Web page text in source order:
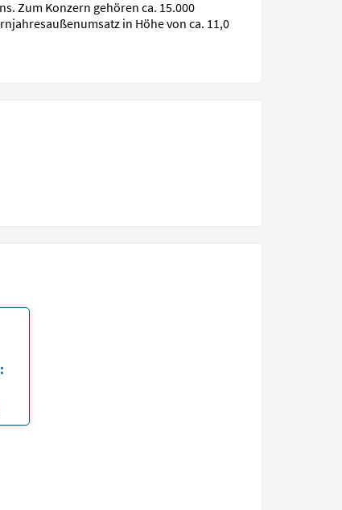
Zum Konzern gehören ca. 15.000
in Höhe von ca. 11,0